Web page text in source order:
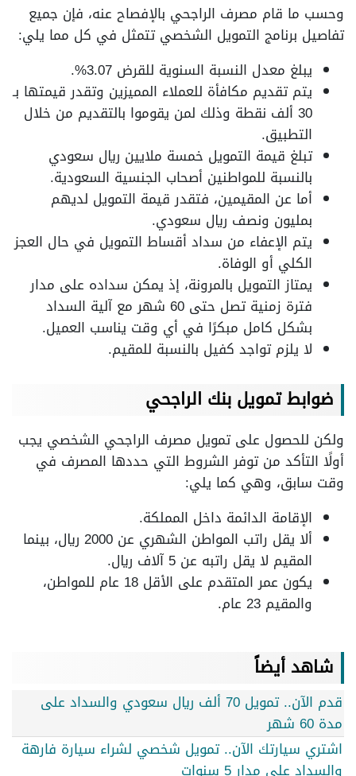
وحسب ما قام مصرف الراجحي بالإفصاح عنه، فإن جميع
تفاصيل برنامج التمويل الشخصي تتمثل في كل مما يلي:
يبلغ معدل النسبة السنوية للقرض 3.07%.
يتم تقديم مكافأة للعملاء المميزين وتقدر قيمتها بـ
30 ألف نقطة وذلك لمن يقوموا بالتقديم من خلال
التطبيق.
تبلغ قيمة التمويل خمسة ملايين ريال سعودي
بالنسبة للمواطنين أصحاب الجنسية السعودية.
أما عن المقيمين، فتقدر قيمة التمويل لديهم
بمليون ونصف ريال سعودي.
يتم الإعفاء من سداد أقساط التمويل في حال العجز
الكلي أو الوفاة.
يمتاز التمويل بالمرونة، إذ يمكن سداده على مدار
فترة زمنية تصل حتى 60 شهر مع آلية السداد
بشكل كامل مبكرًا في أي وقت يناسب العميل.
لا يلزم تواجد كفيل بالنسبة للمقيم.
ضوابط تمويل بنك الراجحي
ولكن للحصول على تمويل مصرف الراجحي الشخصي يجب
أولًا التأكد من توفر الشروط التي حددها المصرف في
وقت سابق، وهي كما يلي:
الإقامة الدائمة داخل المملكة.
ألا يقل راتب المواطن الشهري عن 2000 ريال، بينما
المقيم لا يقل راتبه عن 5 آلاف ريال.
يكون عمر المتقدم على الأقل 18 عام للمواطن،
والمقيم 23 عام.
شاهد أيضاً
قدم الآن.. تمويل 70 ألف ريال سعودي والسداد على
مدة 60 شهر
اشتري سيارتك الآن.. تمويل شخصي لشراء سيارة فارهة
والسداد على مدار 5 سنوات